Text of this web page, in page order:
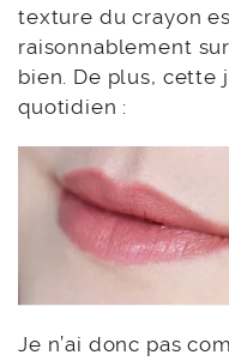
texture du crayon
raisonnablement
bien. De plus, cette
quotidien :
Je n’ai donc pas